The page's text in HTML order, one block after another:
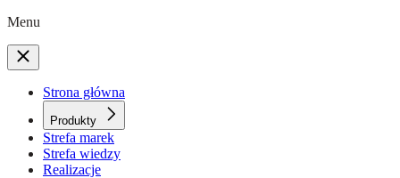
Menu
Strona główna
Produkty
Strefa marek
Strefa wiedzy
Realizacje